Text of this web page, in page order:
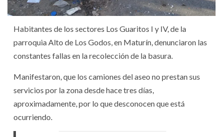
Habitantes de los sectores Los Guaritos I y IV, de la
parroquia Alto de Los Godos, en Maturín, denunciaron las
constantes fallas en la recolección de la basura.
Manifestaron, que los camiones del aseo no prestan sus
servicios por la zona desde hace tres días,
aproximadamente, por lo que desconocen que está
ocurriendo.